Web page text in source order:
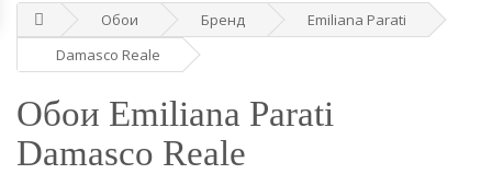
Обои Бренд
Emiliana Parati
Damasco Reale
Обои Emiliana Parati
Damasco Reale